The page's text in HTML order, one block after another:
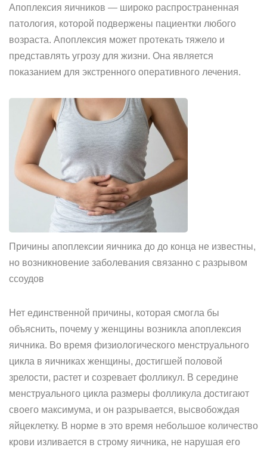
Апоплексия яичников — широко распространенная
патология, которой подвержены пациентки любого
возраста. Апоплексия может протекать тяжело и
представлять угрозу для жизни. Она является
показанием для экстренного оперативного лечения.
Причины апоплексии яичника до до конца не известны,
но возникновение заболевания связанно с разрывом
ссоудов
Нет единственной причины, которая смогла бы
объяснить, почему у женщины возникла апоплексия
яичника. Во время физиологического менструального
цикла в яичниках женщины, достигшей половой
зрелости, растет и созревает фолликул. В середине
менструального цикла размеры фолликула достигают
своего максимума, и он разрывается, высвобождая
яйцеклетку. В норме в это время небольшое количество
крови изливается в строму яичника, не нарушая его